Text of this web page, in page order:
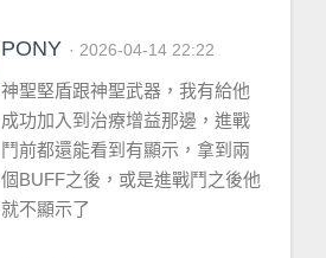
PONY · 2026-04-14 22:22
神聖堅盾跟神聖武器，我有給他
成功加入到治療增益那邊，進戰
鬥前都還能看到有顯示，拿到兩
個BUFF之後，或是進戰鬥之後他
就不顯示了